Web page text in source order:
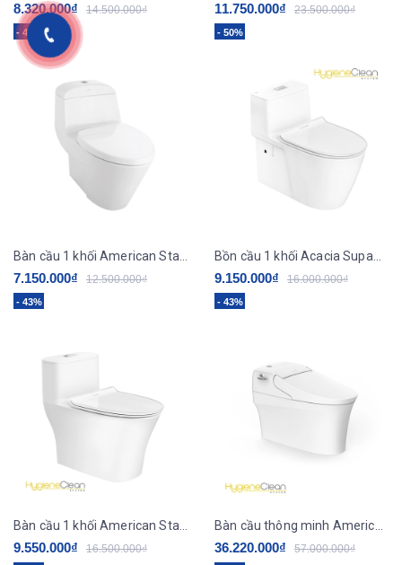
8.320.000₫ 14.500.000₫
- 43%
11.750.000₫ 23.500.000₫
- 50%
7.150.000₫ 12.500.000₫
- 43%
9.150.000₫ 16.000.000₫
- 43%
9.550.000₫ 16.500.000₫ 36.220.000₫ 57.000.000₫